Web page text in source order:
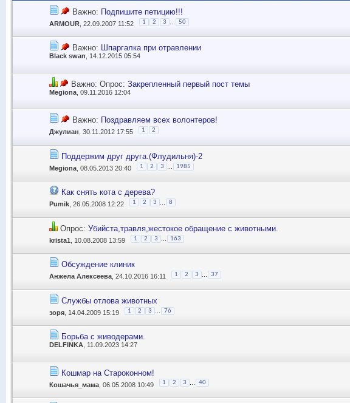
Важно: Подпишите петицию!!!
ARMOUR , 22.09.2007 11:52 1 2 3 50
Важно: Шпаргалка при отравлении
Black swan, 14.12.2015 05:54
Важно: Опрос: Закрепленный первый пост темы
Megiona , 09.11.2016 12:04
Важно: Поздравляем всех волонтеров!
Джулиан , 30.11.2012 17:55 1 2
Поддержим друг друга.(Флудильня)-2
Megiona , 08.05.2013 20:40 1 2 3 1985
Как снять кота с дерева?
Pumik , 26.05.2008 12:22 1 2 3 8
Опрос: Убийста,травля,жестокое обращение с животными.
krista1 , 10.08.2008 13:59 1 2 3 163
Обсуждение клиник
Анжела Алексеева , 24.10.2016 16:11 1 2 3 37
Службы отлова животных
зоря , 14.04.2009 15:19 1 2 3 76
Борьба с живодерами.
DELFINKA , 11.09.2023 14:27
Кошмар на Староконном!
Кошачья_мама , 06.05.2008 10:49 1 2 3 ... 40